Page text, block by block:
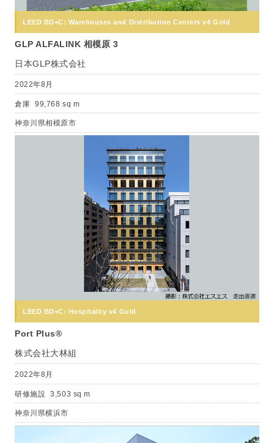
LEED BD+C: Warehouses and Distribution Centers v4 Gold
GLP ALFALINK 相模原 3
日本GLP株式会社
2022年8月
倉庫 99,768 sq m
神奈川県相模原市
LEED BD+C: Hospitality v4 Gold
Port Plus®
株式会社大林組
2022年8月
研修施設 3,503 sq m
神奈川県横浜市